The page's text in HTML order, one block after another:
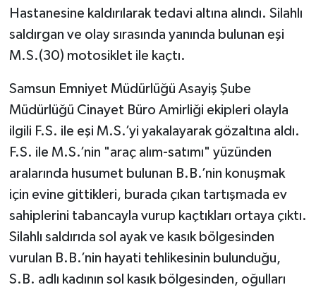
Hastanesine kaldırılarak tedavi altına alındı. Silahlı
saldırgan ve olay sırasında yanında bulunan eşi
M.S.(30) motosiklet ile kaçtı.
Samsun Emniyet Müdürlüğü Asayiş Şube
Müdürlüğü Cinayet Büro Amirliği ekipleri olayla
ilgili F.S. ile eşi M.S.’yi yakalayarak gözaltına aldı.
F.S. ile M.S.’nin "araç alım-satımı" yüzünden
aralarında husumet bulunan B.B.’nin konuşmak
için evine gittikleri, burada çıkan tartışmada ev
sahiplerini tabancayla vurup kaçtıkları ortaya çıktı.
Silahlı saldırıda sol ayak ve kasık bölgesinden
vurulan B.B.’nin hayati tehlikesinin bulunduğu,
S.B. adlı kadının sol kasık bölgesinden, oğulları